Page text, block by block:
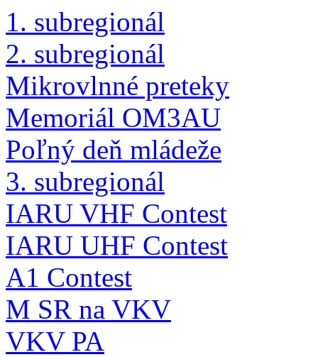
1. subregionál
2. subregionál
Mikrovlnné preteky
Memoriál OM3AU
Poľný deň mládeže
3. subregionál
IARU VHF Contest
IARU UHF Contest
A1 Contest
M SR na VKV
VKV PA